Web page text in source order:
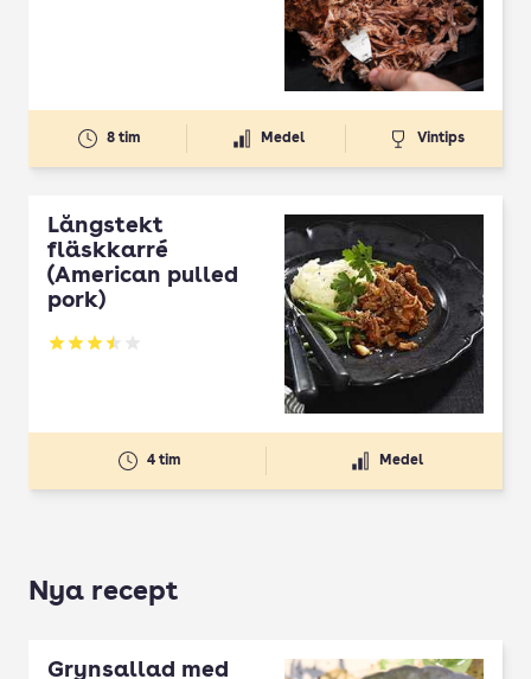
8 tim Medel Vintips
Långstekt
fläskkarré
(American pulled
pork)
Betyg: 3.47 av 5
4 tim Medel
Nya recept
Grynsallad med